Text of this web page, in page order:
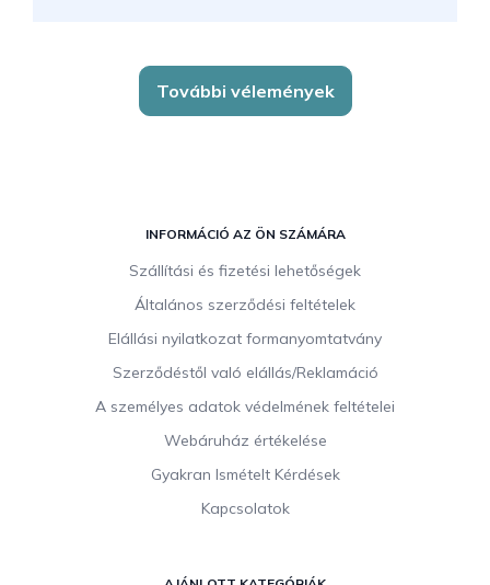
További vélemények
INFORMÁCIÓ AZ ÖN SZÁMÁRA
Szállítási és fizetési lehetőségek
Általános szerződési feltételek
Elállási nyilatkozat formanyomtatvány
Szerződéstől való elállás/Reklamáció
A személyes adatok védelmének feltételei
Webáruház értékelése
Gyakran Ismételt Kérdések
Kapcsolatok